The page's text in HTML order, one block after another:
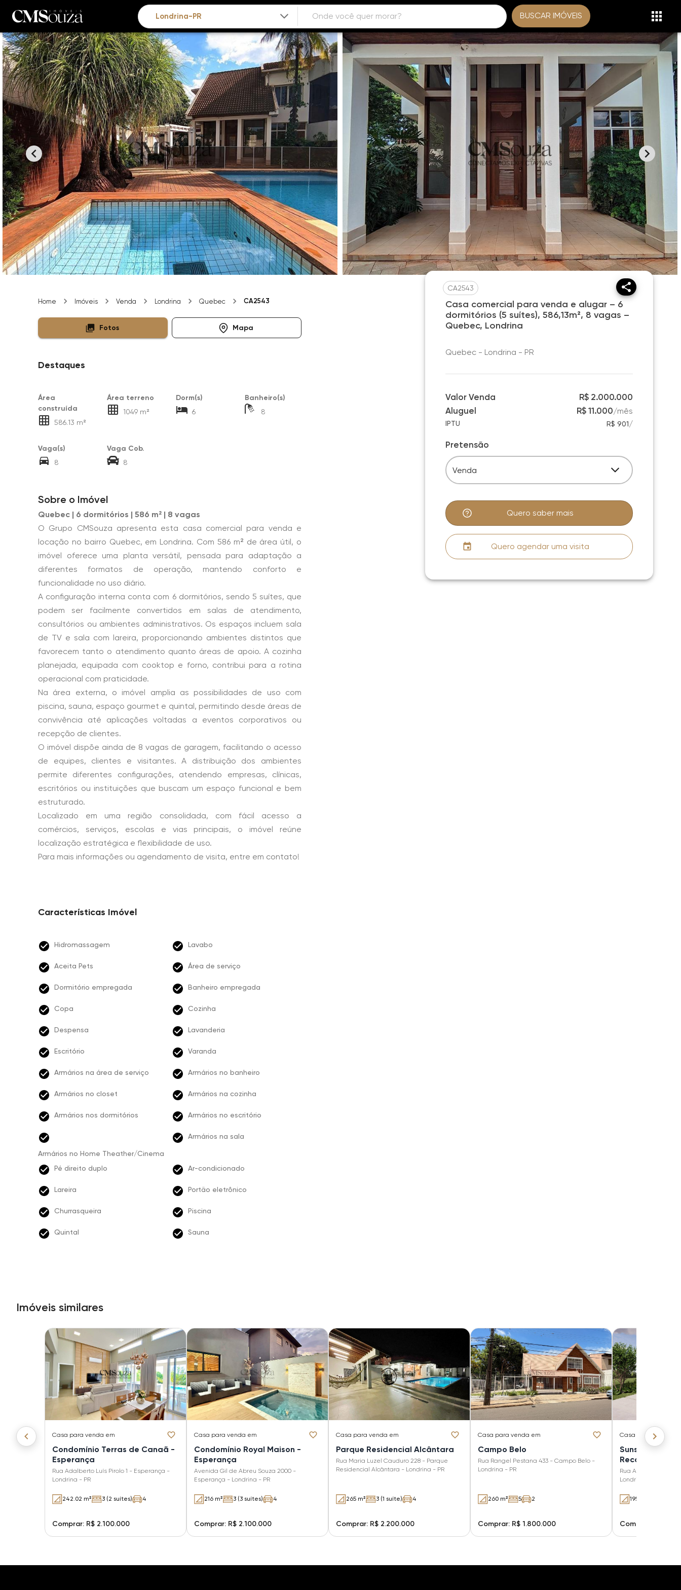
BUSCAR IMÓVEIS
Home Imóveis Venda Londrina Quebec CA2543
Fotos Mapa
Destaques
Área
construída
586.13 m²
Área terreno
1049 m²
Dorm(s)
6
Banheiro(s)
8
Vaga(s)
8
Vaga Cob.
8
Sobre o Imóvel
Quebec | 6 dormitórios | 586 m² | 8 vagas
O Grupo CMSouza apresenta esta casa comercial para venda e
locação no bairro Quebec, em Londrina. Com 586 m² de área útil, o
imóvel oferece uma planta versátil, pensada para adaptação a
diferentes formatos de operação, mantendo conforto e
funcionalidade no uso diário.
A configuração interna conta com 6 dormitórios, sendo 5 suítes, que
podem ser facilmente convertidos em salas de atendimento,
consultórios ou ambientes administrativos. Os espaços incluem sala
de TV e sala com lareira, proporcionando ambientes distintos que
favorecem tanto o atendimento quanto áreas de apoio. A cozinha
planejada, equipada com cooktop e forno, contribui para a rotina
operacional com praticidade.
Na área externa, o imóvel amplia as possibilidades de uso com
piscina, sauna, espaço gourmet e quintal, permitindo desde áreas de
convivência até aplicações voltadas a eventos corporativos ou
recepção de clientes.
O imóvel dispõe ainda de 8 vagas de garagem, facilitando o acesso
de equipes, clientes e visitantes. A distribuição dos ambientes
permite diferentes configurações, atendendo empresas, clínicas,
escritórios ou instituições que buscam um espaço funcional e bem
estruturado.
Localizado em uma região consolidada, com fácil acesso a
comércios, serviços, escolas e vias principais, o imóvel reúne
localização estratégica e flexibilidade de uso.
Para mais informações ou agendamento de visita, entre em contato!
Características Imóvel
Hidromassagem Lavabo
Aceita Pets Área de serviço
Dormitório empregada Banheiro empregada
Copa Cozinha
Despensa Lavanderia
Escritório Varanda
Armários na área de serviço Armários no banheiro
Armários no closet Armários na cozinha
Armários nos dormitórios Armários no escritório
Armários no Home Theather/Cinema
Armários na sala
Pé direito duplo Ar-condicionado
Lareira Portão eletrônico
Churrasqueira Piscina
Quintal Sauna
CA2543
Casa comercial para venda e alugar – 6
dormitórios (5 suítes), 586,13m², 8 vagas –
Quebec, Londrina
Quebec - Londrina - PR
Valor Venda
R$ 2.000.000
Aluguel
R$ 11.000/mês
IPTU R$ 901/
Pretensão
Venda
Quero saber mais
Quero agendar uma visita
Imóveis similares
Casa para venda em
Condomínio Terras de Canaã -
Esperança
Rua Adalberto Luís Pirolo 1 - Esperança -
Londrina - PR
242.02 m² 3 (2 suítes) 4
Comprar: R$ 2.100.000
Casa para venda em
Condomínio Royal Maison -
Esperança
Avenida Gil de Abreu Souza 2000 -
Esperança - Londrina - PR
216 m² 3 (3 suítes) 4
Comprar: R$ 2.100.000
Casa para venda em
Parque Residencial Alcântara
Rua Maria Luzel Cauduro 228 - Parque
Residencial Alcântara - Londrina - PR
265 m² 3 (1 suíte) 4
Comprar: R$ 2.200.000
Casa para venda em
Campo Belo
Rua Rangel Pestana 433 - Campo Belo -
Londrina - PR
260 m² 5 2
Comprar: R$ 1.800.000
Casa para venda
Sunset Dream
Recanto do
Rua Alcides Turini
Londrina - PR
195.5 m²
Comprar: R$